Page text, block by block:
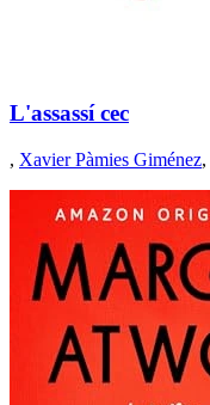
L'assassí cec
, Xavier Pàmies Giménez,